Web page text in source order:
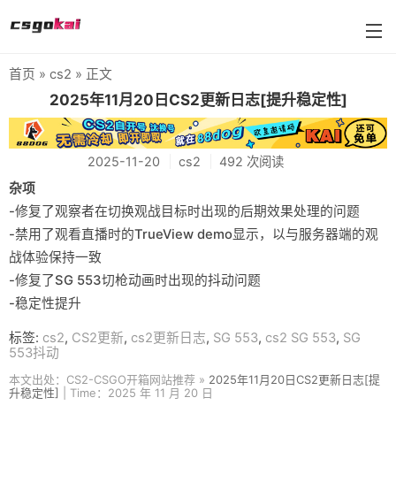
farmskins
88dog
flamecases
首页 » cs2 » 正文
2025年11月20日CS2更新日志[提升稳定性]
2025-11-20 cs2 492 次阅读
杂项
-修复了观察者在切换观战目标时出现的后期效果处理的问题
-禁用了观看直播时的TrueView demo显示，以与服务器端的观
战体验保持一致
-修复了SG 553切枪动画时出现的抖动问题
-稳定性提升
标签: cs2, CS2更新, cs2更新日志, SG 553, cs2 SG 553, SG
553抖动
本文出处：CS2-CSGO开箱网站推荐 » 2025年11月20日CS2更新日志[提
升稳定性]
| Time：2025 年 11 月 20 日